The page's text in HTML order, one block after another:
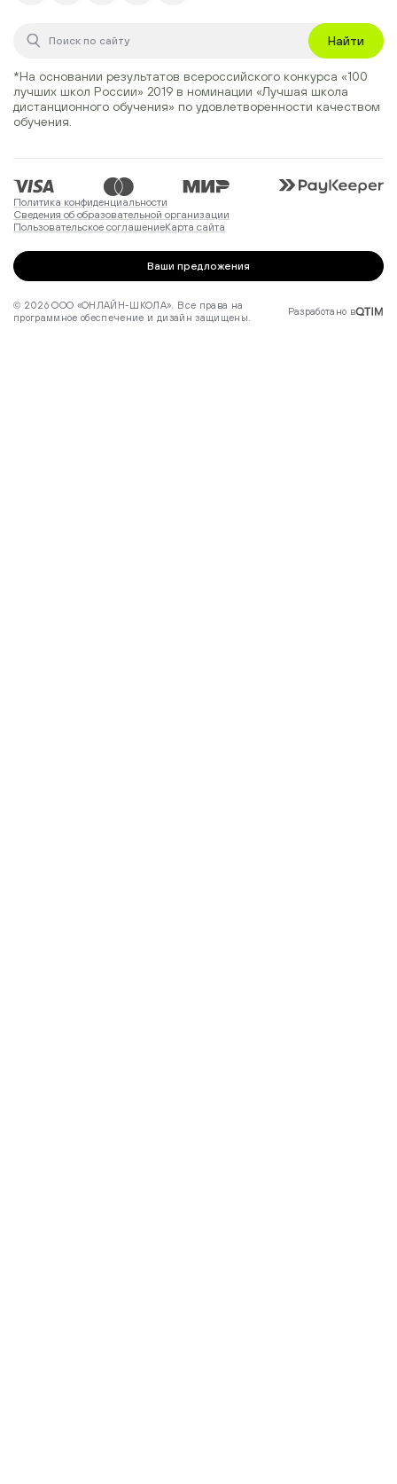
Найти
*На основании результатов всероссийского конкурса «100
лучших школ России» 2019 в номинации «Лучшая школа
дистанционного обучения» по удовлетворенности качеством
обучения.
Политика конфиденциальности
Сведения об образовательной организации
Пользовательское соглашениеКарта сайта
Ваши предложения
© 2026 ООО «ОНЛАЙН-ШКОЛА». Все права на
программное обеспечение и дизайн защищены.
Разработано в